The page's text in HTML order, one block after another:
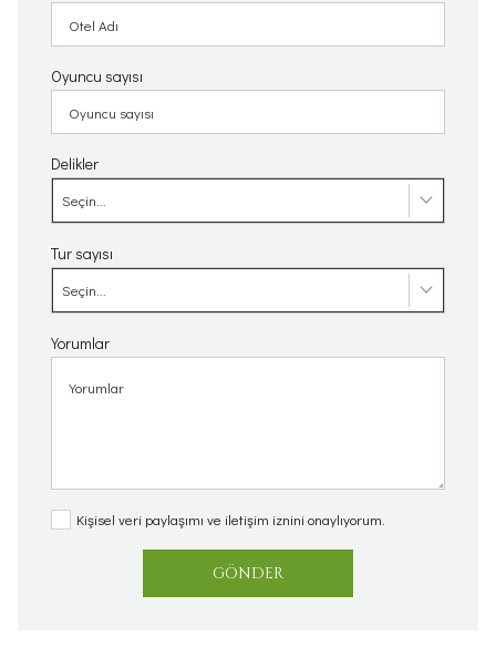
Oyuncu sayısı
Delikler
Seçin...
Tur sayısı
Seçin...
Yorumlar
Kişisel veri paylaşımı ve iletişim iznini onaylıyorum.
GÖNDER